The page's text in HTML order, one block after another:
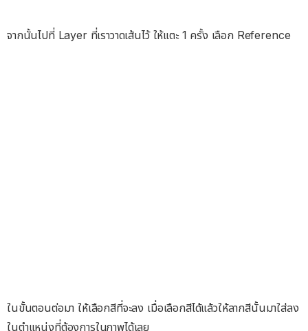
จากนั้นไปที่ Layer ที่เราวาดเส้นไว้ ให้แตะ 1 ครั้ง เลือก Reference
ในขั้นตอนต่อมา ให้เลือกสีที่จะลง เมื่อเลือกสีได้แล้วให้ลากสีนั้นมาใส่ลง
ในตำแหน่งที่ต้องการในภาพได้เลย